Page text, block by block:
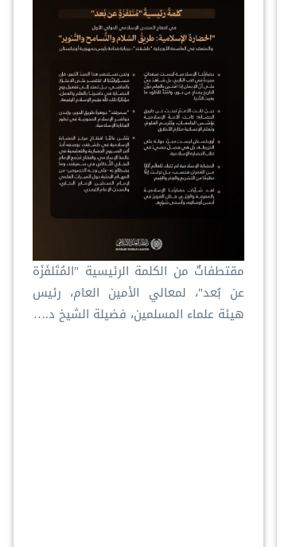
‏مقتطفاتٌ من الكلمة الرئيسية "المُتَلفَزَة
عن بُعد"، لمعالي الأمين العام، رئيس
هيئة علماء المسلمين، فضيلة الشيخ د.⁧‫…